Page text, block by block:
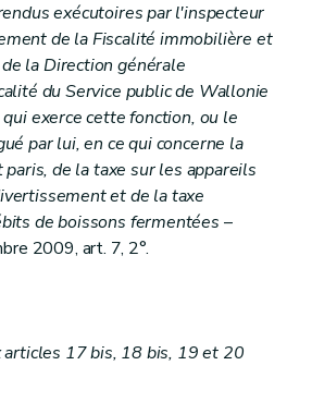
exécutoires par l'inspecteur
de la Fiscalité immobilière et
la Direction générale
du Service public de Wallonie
exerce cette fonction, ou le
par lui, en ce qui concerne la
de la taxe sur les appareils
et de la taxe
de boissons fermentées –
2009, art. 7, 2°.
articles 17bis, 18bis, 19 et 20